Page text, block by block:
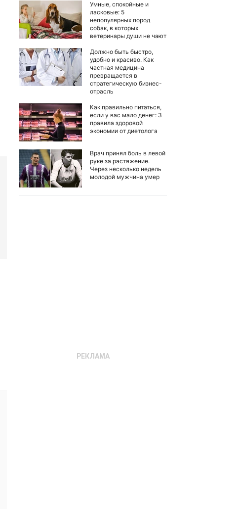
Умные, спокойные и
ласковые: 5
непопулярных пород
собак, в которых
ветеринары души не чают
Должно быть быстро,
удобно и красиво. Как
частная медицина
превращается в
стратегическую бизнес-
отрасль
Как правильно питаться,
если у вас мало денег: 3
правила здоровой
экономии от диетолога
Врач принял боль в левой
руке за растяжение.
Через несколько недель
молодой мужчина умер